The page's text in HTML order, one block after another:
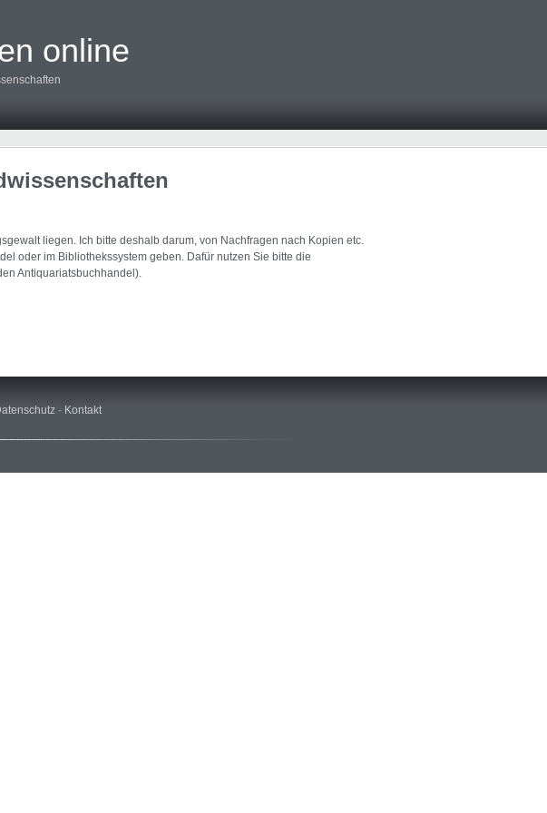
online
liegen. Ich bitte deshalb darum, von Nachfragen nach Kopien etc.
oder im Bibliothekssystem geben. Dafür nutzen Sie bitte die
Antiquariatsbuchhandel).
- Kontakt